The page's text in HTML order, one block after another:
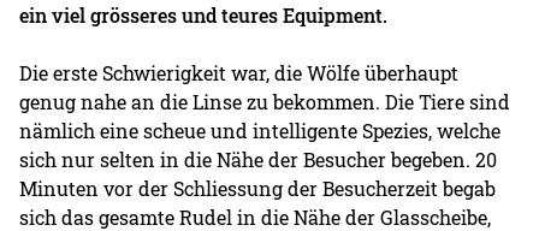
ein viel grösseres und teures Equipment.
Die erste Schwierigkeit war, die Wölfe überhaupt
genug nahe an die Linse zu bekommen. Die Tiere sind
nämlich eine scheue und intelligente Spezies, welche
sich nur selten in die Nähe der Besucher begeben. 20
Minuten vor der Schliessung der Besucherzeit begab
sich das gesamte Rudel in die Nähe der Glasscheibe,